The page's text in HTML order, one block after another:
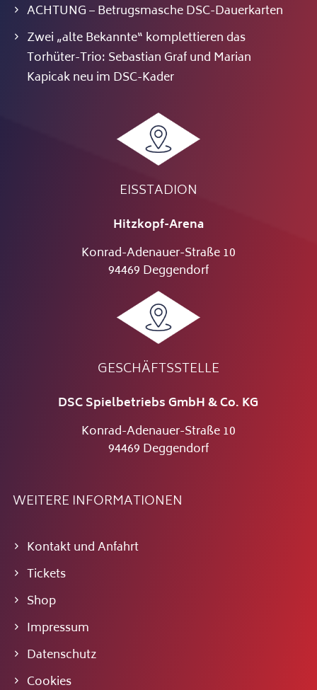
ACHTUNG – Betrugsmasche DSC-Dauerkarten
Zwei „alte Bekannte“ komplettieren das
Torhüter-Trio: Sebastian Graf und Marian
Kapicak neu im DSC-Kader
EISSTADION
Hitzkopf-Arena
Konrad-Adenauer-Straße 10
94469 Deggendorf
GESCHÄFTSSTELLE
DSC Spielbetriebs GmbH & Co. KG
Konrad-Adenauer-Straße 10
94469 Deggendorf
WEITERE INFORMATIONEN
Kontakt und Anfahrt
Tickets
Shop
Impressum
Datenschutz
Cookies